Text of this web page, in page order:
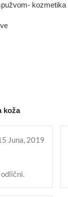
kozmetika
koža
Juna, 2019